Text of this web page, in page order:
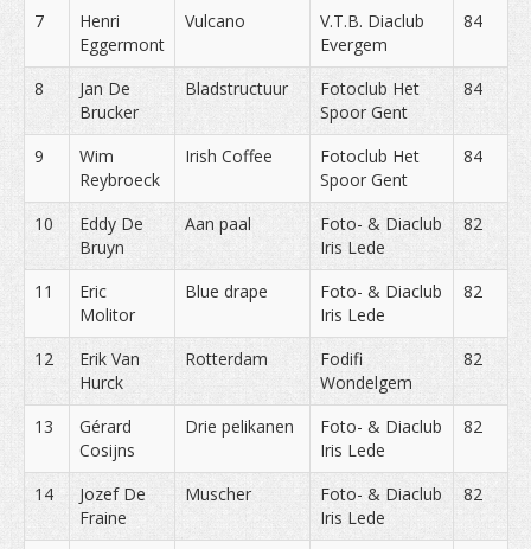
7
Henri
Eggermont
Vulcano
V.T.B. Diaclub
Evergem
84
8
Jan De
Brucker
Bladstructuur
Fotoclub Het
Spoor Gent
84
9
Wim
Reybroeck
Irish Coffee
Fotoclub Het
Spoor Gent
84
10
Eddy De
Bruyn
Aan paal
Foto- & Diaclub
Iris Lede
82
11
Eric
Molitor
Blue drape
Foto- & Diaclub
Iris Lede
82
12
Erik Van
Hurck
Rotterdam
Fodifi
Wondelgem
82
13
Gérard
Cosijns
Drie pelikanen
Foto- & Diaclub
Iris Lede
82
14
Jozef De
Fraine
Muscher
Foto- & Diaclub
Iris Lede
82